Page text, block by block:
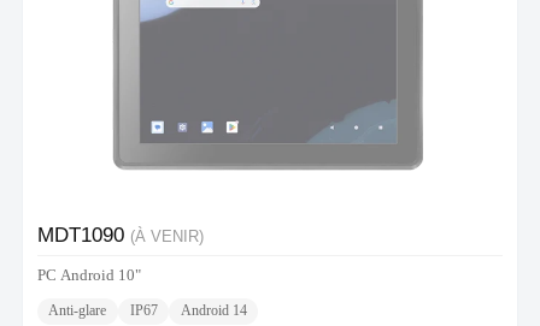
MDT1090 (À VENIR)
PC Android 10"
Anti-glare IP67 Android 14